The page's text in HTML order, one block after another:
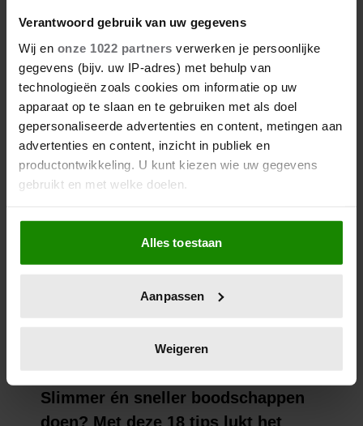
Verantwoord gebruik van uw gegevens
Wij en onze 1022 partners verwerken je persoonlijke
gegevens (bijv. uw IP-adres) met behulp van
technologieën zoals cookies om informatie op uw
apparaat op te slaan en te gebruiken met als doel
gepersonaliseerde advertenties en content, metingen aan
advertenties en content, inzicht in publiek en
productontwikkeling. U kunt kiezen wie uw gegevens
gebruikt en met welke doelen.
Als u het toestaat, willen we ook graag:
Informatie verzamelen over uw geografische
locatie, die tot een paar meter nauwkeurig kan zijn
scannen op specifieke eigenschappen (fingerprinting)
verwerkt en stel uw voorkeuren in het
intrekken in de Cookieverklaring.
We gebruiken cookies om content en advertenties te
Alles toestaan
Aanpassen
Weigeren